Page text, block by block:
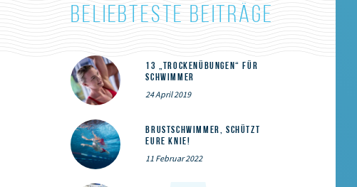
BELIEBTESTE BEITRÄGE
13 „Trockenübungen“ für
Schwimmer
24 April 2019
Brustschwimmer, schützt
eure Knie!
11 Februar 2022